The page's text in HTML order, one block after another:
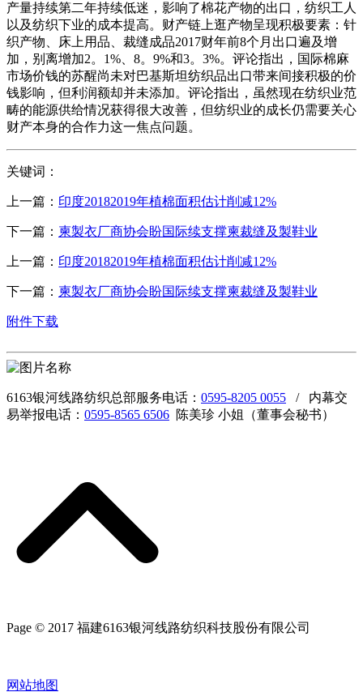
产量持续第二年持续低迷，影响了棉花产物的出口，纺织工人
以及纺织下业的成本提高。财产链上逛产物呈现积极要素：针
织产物、床上用品、裁缝成品2017财年前8个月出口遍及增
加，别离增加2。1%、8。9%和3。3%。评论指出，国际棉麻
市场价钱的苏醒尚未对巴基斯坦纺织品出口带来间接积极的价
钱影响，但利润额却并未添加。评论指出，虽然现在纺织业范
畴的能源供给情况获得很大改善，但纺织业的成长仍需要关心
财产本身的合作力这一焦点问题。
关键词：
上一篇： 印度20182019年植棉面积估计削减12%
下一篇： 柬製衣厂商协会盼国际续支撑柬裁缝及製鞋业
上一篇： 印度20182019年植棉面积估计削减12%
下一篇： 柬製衣厂商协会盼国际续支撑柬裁缝及製鞋业
附件下载
6163银河线路纺织总部服务电话： 0595-8205 0055 / 内幕交
易举报电话： 0595-8565 6506 陈美珍 小姐（董事会秘书）
Page © 2017 福建6163银河线路纺织科技股份有限公司
网站地图